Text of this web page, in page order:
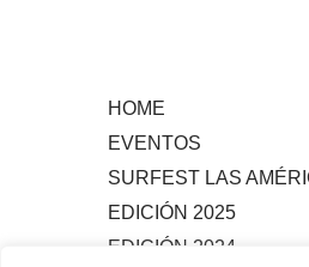
HOME
EVENTOS
SURFEST LAS
EDICIÓN 2025
EDICIÓN 2024